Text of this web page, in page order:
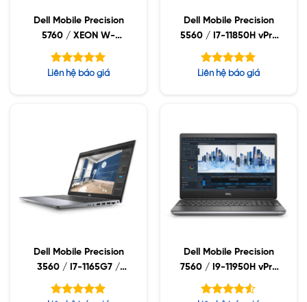
Dell Mobile Precision
5760 / XEON W-
11855M/ 64GB / 2TB
SSD / NVIDIA RTX
A3000 6GB GDDR6 /
Được xếp
Liên hệ báo giá
Dell Mobile Precision
5560 / I7-11850H vPro
/ 64GB / SSD 1TB /
15.6 UHD+ HDR400 /
NVIDIA RTX A2000
Được xếp
Liên hệ báo giá
Dell Mobile Precision
3560 / I7-1165G7 /
32GB / 512GB SSD /
Dell Mobile Precision
7560 / I9-11950H vPro
/ 96GB / 2TB SSD /